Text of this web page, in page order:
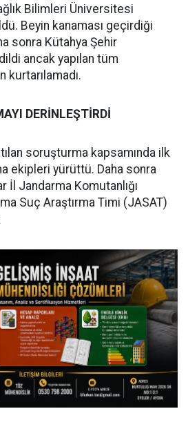
Bilimleri Üniversitesi
Beyin kanaması geçirdiği
sonra Kütahya Şehir
ancak yapılan tüm
kurtarılamadı.
DERİNLEŞTİRDİ
soruşturma kapsamında ilk
ekipleri yürüttü. Daha sonra
İl Jandarma Komutanlığı
Suç Araştırma Timi (JASAT)